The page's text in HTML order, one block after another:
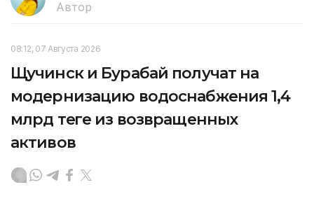
Автор
08:12, 07 Августа 2026
Щучинск и Бурабай получат на
модернизацию водоснабжения 1,4
млрд теңге из возвращенных
активов